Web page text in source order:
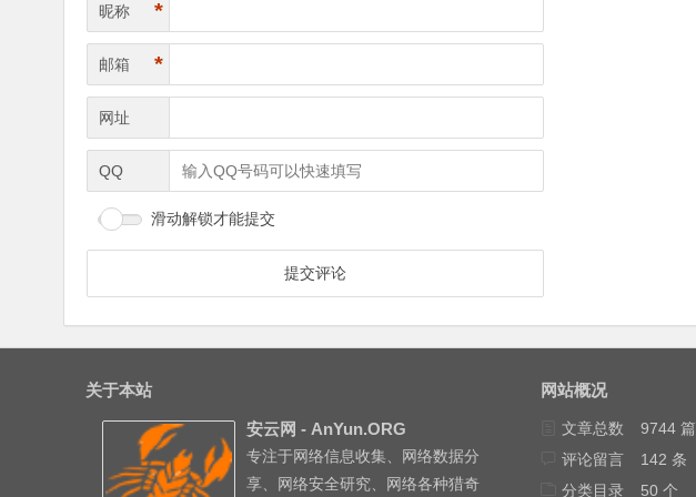
昵称 *
邮箱 *
网址
QQ
滑动解锁才能提交
关于本站
安云网 - AnYun.ORG
专注于网络信息收集、网络数据分
享、网络安全研究、网络各种猎奇
网站概况
文章总数
9744 篇
评论留言
142 条
分类目录
50 个